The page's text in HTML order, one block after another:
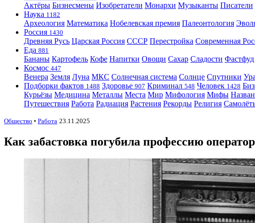
Актёры Бизнесмены Изобретатели Монархи Музыканты Писатели
Наука 1182
Археология Математика Нобелевская премия Палеонтология
Россия 1430
Древняя Русь Царская Россия СССР Перестройка Современная
Еда 881
Бананы Картофель Кофе Напитки Овощи Сахар Сладости Фастфуд
Космос 447
Венера Земля Луна МКС Солнечная система Солнце Спутники
Подборки фактов 1488 Здоровье 907 Криминал 548 Человек 1428
Курьёзы Медицина Металлы Места Мир Мифология Мифы
Путешествия Работа Радиация Растения Рекорды Религия
Общество • Работа 23.11.2025
Как забастовка погубила профессию